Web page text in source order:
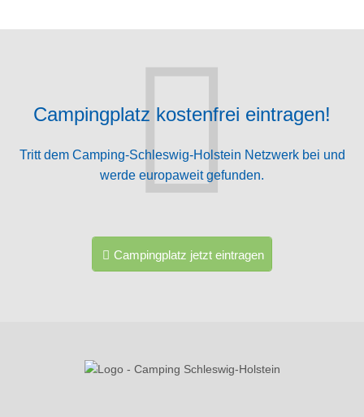
Campingplatz kostenfrei eintragen!
Tritt dem Camping-Schleswig-Holstein Netzwerk bei und
werde europaweit gefunden.
Campingplatz jetzt eintragen